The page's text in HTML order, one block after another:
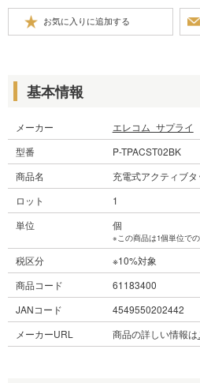
基本情報
メーカー
エレコム_サプライ
型番
P-TPACST02BK
商品名
充電式アクティブ
ロット
1
単位
個
※この商品は1個単位での
税区分
※10%対象
商品コード
61183400
JANコード
4549550202442
メーカーURL
商品の詳しい情報は